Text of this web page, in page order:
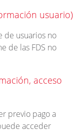
usuario)
de usuarios no
de las FDS no
acceso
previo pago a
acceder